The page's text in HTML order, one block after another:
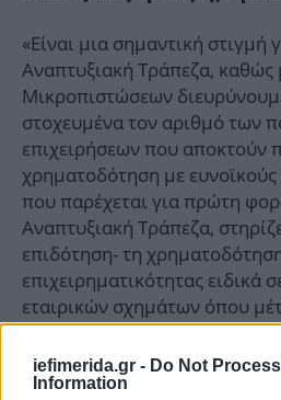
iefimerida.gr - Do Not
Information
«Είναι μια σημαντική στιγμή
Αναπτυξιακή Τράπεζα, καθώς
Μικροπιστώσεων
στοχευμένα τον αριθμό των
επιχειρήσεων που αποκτούν
χρηματοδότηση με
που παρέχεται για πρώτη
Αναπτυξιακή Τράπεζα,
επιδότηση- τη
επιχειρηματικότητας ειδικά
εταιρικών σχημάτων όπου
ποσοστού (άνω του 50%)
διαχείριση/εκπροσώπηση
πραγματοποιείται από